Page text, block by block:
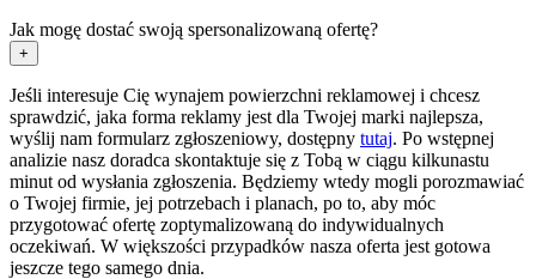
Jak mogę dostać swoją spersonalizowaną ofertę?
+
Jeśli interesuje Cię wynajem powierzchni reklamowej i chcesz
sprawdzić, jaka forma reklamy jest dla Twojej marki najlepsza,
wyślij nam formularz zgłoszeniowy, dostępny tutaj. Po wstępnej
analizie nasz doradca skontaktuje się z Tobą w ciągu kilkunastu
minut od wysłania zgłoszenia. Będziemy wtedy mogli porozmawiać
o Twojej firmie, jej potrzebach i planach, po to, aby móc
przygotować ofertę zoptymalizowaną do indywidualnych
oczekiwań. W większości przypadków nasza oferta jest gotowa
jeszcze tego samego dnia.